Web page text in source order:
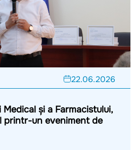
22.06.2026
și a Farmacistului,
printr-un eveniment de